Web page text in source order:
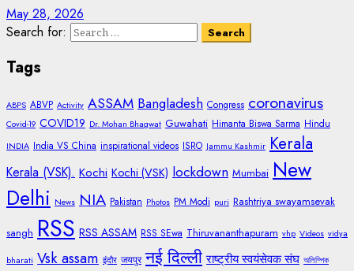
May 28, 2026
Search for:
Tags
ABPS ABVP Activity ASSAM Bangladesh Congress coronavirus
Covid-19 COVID19 Dr. Mohan Bhagwat Guwahati Himanta Biswa Sarma Hindu
INDIA India VS China inspirational videos ISRO Jammu Kashmir Kerala
Kerala (VSK). Kochi Kochi (VSK) lockdown Mumbai New
Delhi News NIA Pakistan Photos PM Modi puri Rashtriya swayamsevak
sangh RSS RSS ASSAM RSS SEwa Thiruvananthapuram vhp Videos vidya
bharati Vsk assam इंदौर जयपुर नई दिल्ली राष्ट्रीय स्वयंसेवक संघ অলিম্পিক